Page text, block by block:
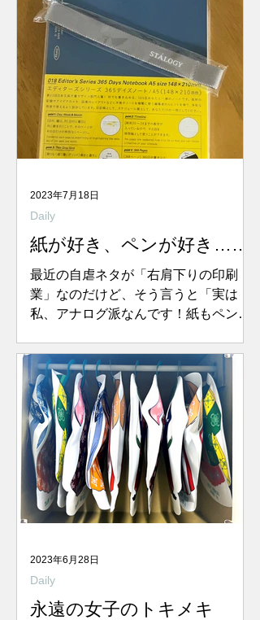
そしてなにより接客がピカイチ！ ホー
ルの女性もキッチンのシェフも、あり
がとうございました！の笑顔が素...
紙が好き、ペンが好き…じ
ゃなくてさ。
最近の自虐ネタが「右肩下りの印刷
業」なのだけど、そう言うと「実は
私、アナログ派なんです！紙もペンも
ぁある。 おそらくエールをくださって
いるのだと思うけれど、ごめんなさ
い、印刷って紙とペンとは世界が違う
のですよ・・・ということをやっとこ
こ最近...
Daily
2023年7月18日
永遠の女子のトキメキ
Daily
2023年6月28日